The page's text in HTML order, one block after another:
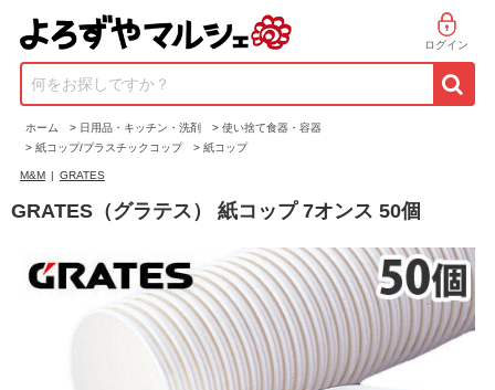
ログイン
何をお探しですか？
ホーム > 日用品・キッチン・洗剤 > 使い捨て食器・容器
> 紙コップ/プラスチックコップ > 紙コップ
M&M | GRATES
GRATES（グラテス） 紙コップ 7オンス 50個